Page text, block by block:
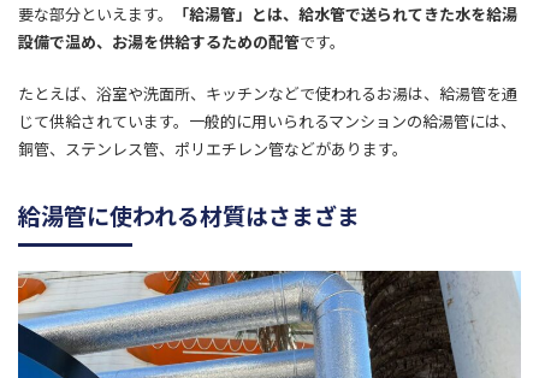
要な部分といえます。
「給湯管」とは、給水管で送られてきた水を給湯
設備で温め、お湯を供給するための配管です。
たとえば、浴室や洗面所、キッチンなどで使われるお湯は、給湯管を通
じて供給されています。一般的に用いられるマンションの給湯管には、
銅管、ステンレス管、ポリエチレン管などがあります。
給湯管に使われる材質はさまざま